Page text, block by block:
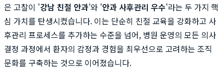
은 고찰이 '강남 친절 안과'와 '안과 사후관리 우수'라는 두 가지 핵
심 가치를 탄생시켰습니다. 이는 단순히 친절 교육을 강화하고 사
후관리 프로세스를 추가하는 수준을 넘어, 병원 운영의 모든 의사
결정 과정에서 환자의 감정과 경험을 최우선으로 고려하는 조직
문화를 구축하는 것으로 이어졌습니다.